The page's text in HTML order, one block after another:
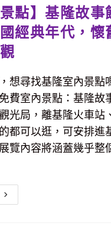
海
運
來
台，
六
底
費
看
景點】基隆故
經典年代，懷
想尋找基隆室內景點
費室內景點：基隆故
光局，離基隆火車站
都可以逛，可安排進
覽內容將涵蓋幾乎整
【基